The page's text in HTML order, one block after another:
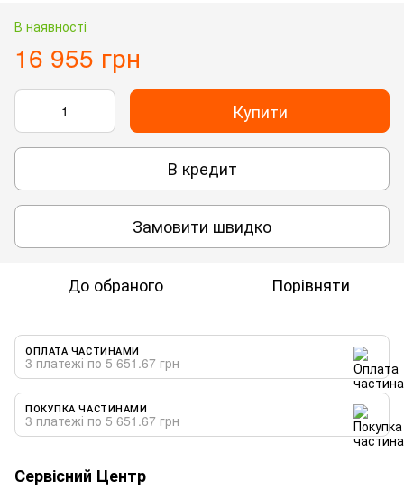
В наявності
16 955 грн
Купити
В кредит
Замовити швидко
До обраного Порівняти
ОПЛАТА ЧАСТИНАМИ
3 платежі по 5 651.67 грн
ПОКУПКА ЧАСТИНАМИ
3 платежі по 5 651.67 грн
Сервісний Центр